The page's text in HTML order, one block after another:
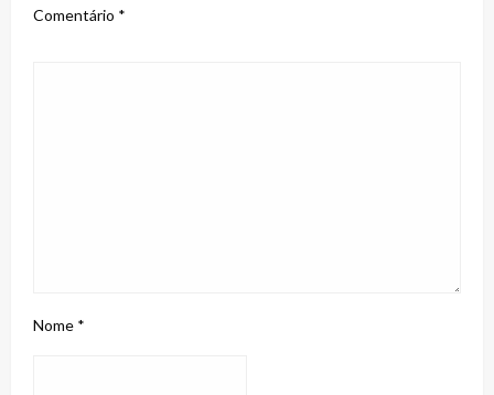
Comentário *
Nome *